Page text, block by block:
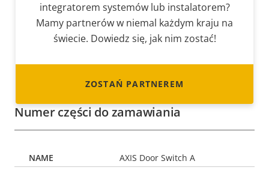
integratorem systemów lub instalatorem?
Mamy partnerów w niemal każdym kraju na
świecie. Dowiedz się, jak nim zostać!
ZOSTAŃ PARTNEREM
Numer części do zamawiania
AXIS Door Switch A